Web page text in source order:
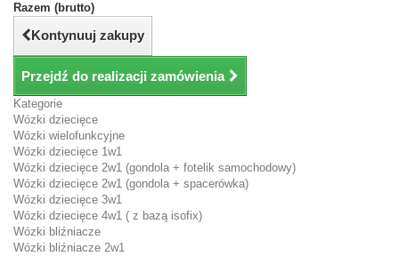
Razem (brutto)
Kontynuuj zakupy
Przejdź do realizacji zamówienia
Kategorie
Wózki dziecięce
Wózki wielofunkcyjne
Wózki dziecięce 1w1
Wózki dziecięce 2w1 (gondola + fotelik samochodowy)
Wózki dziecięce 2w1 (gondola + spacerówka)
Wózki dziecięce 3w1
Wózki dziecięce 4w1 ( z bazą isofix)
Wózki bliźniacze
Wózki bliźniacze 2w1